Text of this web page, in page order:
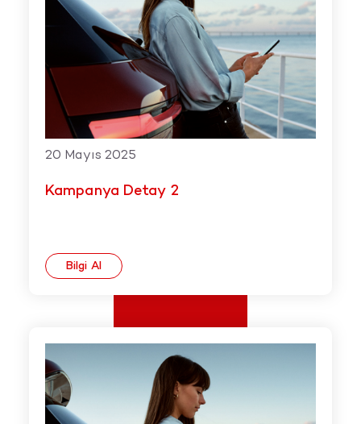
20 Mayıs 2025
Kampanya Detay 2
Bilgi Al